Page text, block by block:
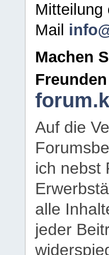
Mitteilung
Mail
Machen
Auf die
ich nebst
alle
jeder